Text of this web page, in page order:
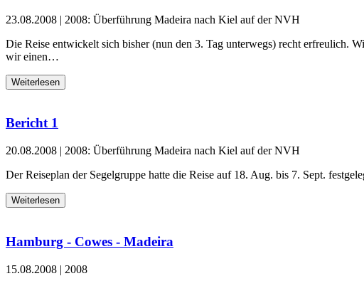
23.08.2008 | 2008: Überführung Madeira nach Kiel auf der NVH
Die Reise entwickelt sich bisher (nun den 3. Tag unterwegs) recht erfreulich.
wir einen…
Weiterlesen
Bericht 1
20.08.2008 | 2008: Überführung Madeira nach Kiel auf der NVH
Der Reiseplan der Segelgruppe hatte die Reise auf 18. Aug. bis 7. Sept.
Weiterlesen
Hamburg - Cowes - Madeira
15.08.2008 | 2008